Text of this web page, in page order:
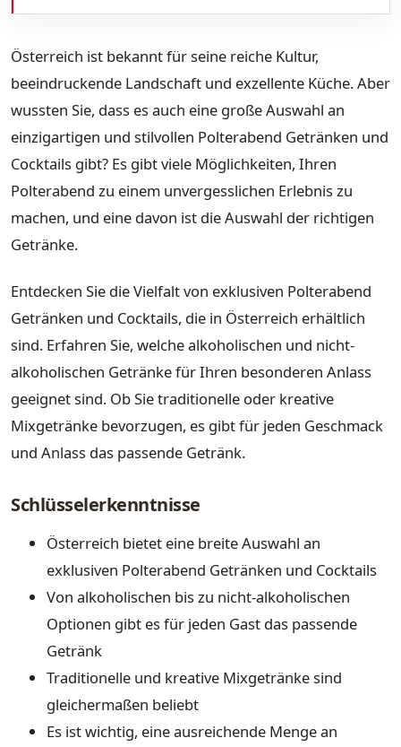
Österreich ist bekannt für seine reiche Kultur,
beeindruckende Landschaft und exzellente Küche. Aber
wussten Sie, dass es auch eine große Auswahl an
einzigartigen und stilvollen Polterabend Getränken und
Cocktails gibt? Es gibt viele Möglichkeiten, Ihren
Polterabend zu einem unvergesslichen Erlebnis zu
machen, und eine davon ist die Auswahl der richtigen
Getränke.
Entdecken Sie die Vielfalt von exklusiven Polterabend
Getränken und Cocktails, die in Österreich erhältlich
sind. Erfahren Sie, welche alkoholischen und nicht-
alkoholischen Getränke für Ihren besonderen Anlass
geeignet sind. Ob Sie traditionelle oder kreative
Mixgetränke bevorzugen, es gibt für jeden Geschmack
und Anlass das passende Getränk.
Schlüsselerkenntnisse
Österreich bietet eine breite Auswahl an
exklusiven Polterabend Getränken und Cocktails
Von alkoholischen bis zu nicht-alkoholischen
Optionen gibt es für jeden Gast das passende
Getränk
Traditionelle und kreative Mixgetränke sind
gleichermaßen beliebt
Es ist wichtig, eine ausreichende Menge an